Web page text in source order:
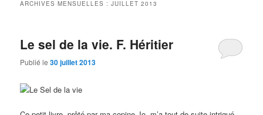
ARCHIVES MENSUELLES :JUILLET 2013
Le sel de la vie. F. Héritier
Publié le30 juillet 2013